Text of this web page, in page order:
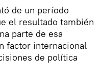
de un período
el resultado también
parte de esa
factor internacional
de política